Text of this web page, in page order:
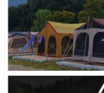
2026년 5월 캠
캠핑장(9월1일